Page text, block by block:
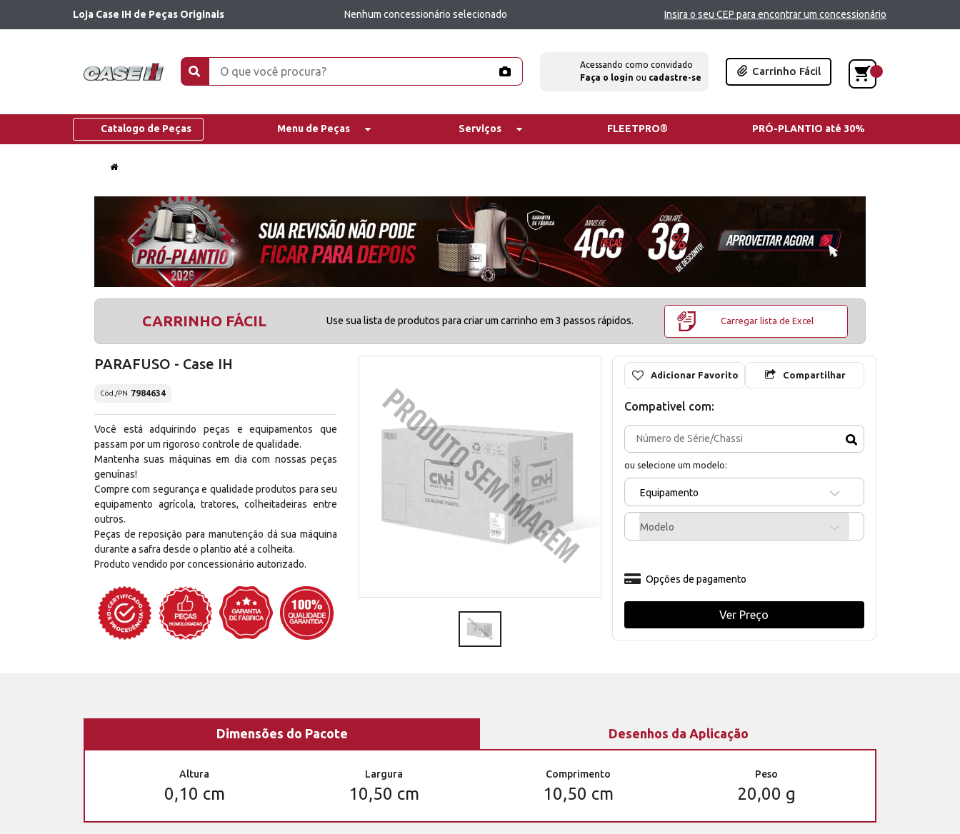
Loja Case IH de Peças Originais Nenhum concessionário selecionado Insira o seu CEP para encontrar um concessionário
Acessando como convidado
Faça o login ou cadastre-se
Carrinho Fácil
Catalogo de Peças Menu de Peças Serviços FLEETPRO® PRÓ-PLANTIO até 30%
CARRINHO FÁCIL Use sua lista de produtos para criar um carrinho em 3 passos rápidos. Carregar lista de Excel
PARAFUSO - Case IH
Cód./PN 7984634
Você está adquirindo peças e equipamentos que
passam por um rigoroso controle de qualidade.
Mantenha suas máquinas em dia com nossas peças
genuínas!
Compre com segurança e qualidade produtos para seu
equipamento agrícola, tratores, colheitadeiras entre
outros.
Peças de reposição para manutenção dá sua máquina
durante a safra desde o plantio até a colheita.
Produto vendido por concessionário autorizado.
Adicionar Favorito Compartilhar
Compativel com:
ou selecione um modelo:
Equipamento
Modelo
Opções de pagamento
Ver Preço
Dimensões do Pacote Desenhos da Aplicação
Altura
0,10 cm
Largura
10,50 cm
Comprimento
10,50 cm
Peso
20,00 g